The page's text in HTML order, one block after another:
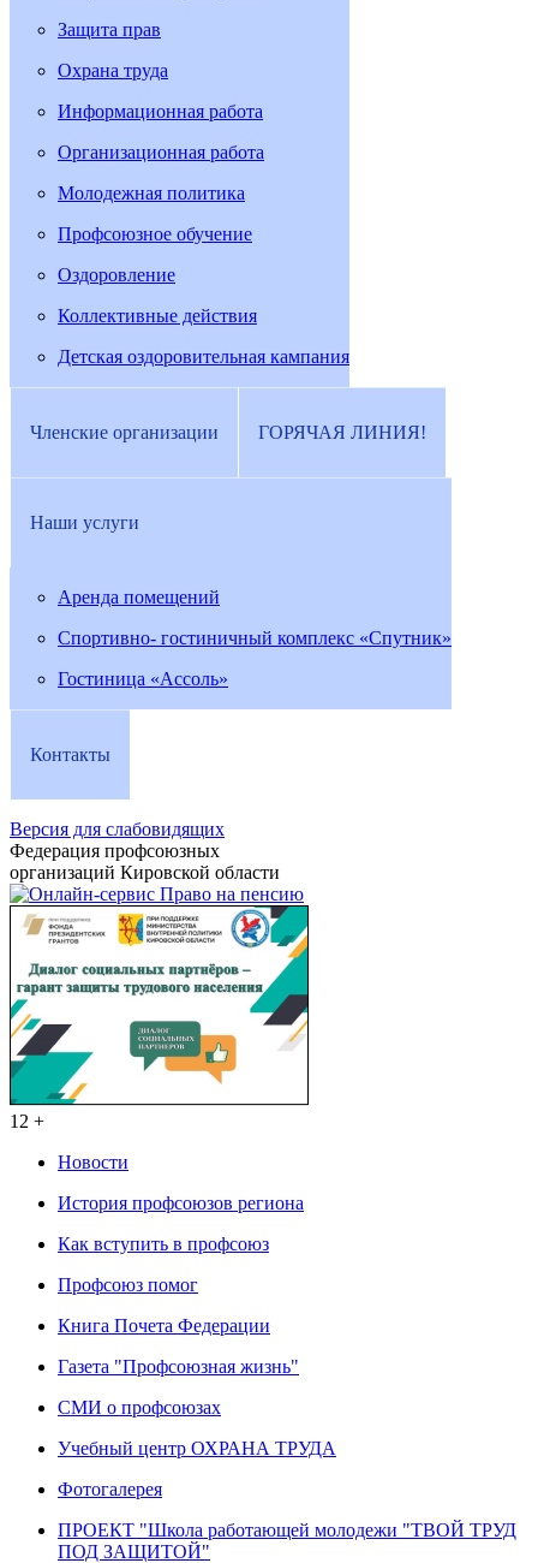
Защита прав
Охрана труда
Информационная работа
Организационная работа
Молодежная политика
Профсоюзное обучение
Оздоровление
Коллективные действия
Детская оздоровительная кампания
Членские организации ГОРЯЧАЯ ЛИНИЯ!
Наши услуги
Аренда помещений
Спортивно- гостиничный комплекс «Спутник»
Гостиница «Ассоль»
Контакты
Версия для слабовидящих
Федерация профсоюзных
организаций Кировской области
12 +
Новости
История профсоюзов региона
Как вступить в профсоюз
Профсоюз помог
Книга Почета Федерации
Газета "Профсоюзная жизнь"
СМИ о профсоюзах
Учебный центр ОХРАНА ТРУДА
Фотогалерея
ПРОЕКТ "Школа работающей молодежи "ТВОЙ ТРУД
ПОД ЗАЩИТОЙ"